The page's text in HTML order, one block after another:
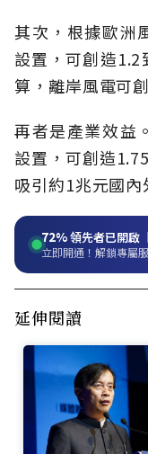
其次，根據歐洲
設置，可創造1.2
算，離岸風電可
再者是產業效益
設置，可創造
吸引約1兆元國內
72%領先者已開啟
立即開通！解鎖專屬
延伸閱讀